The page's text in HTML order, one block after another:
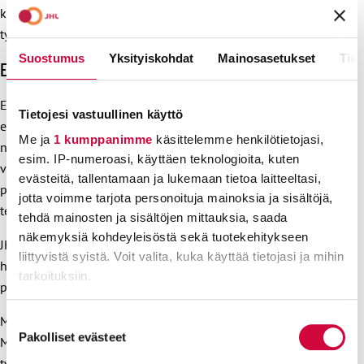
Suostumus Yksityiskohdat Mainosasetukset
Tietojesi vastuullinen käyttö
Me ja 1 kumppanimme käsittelemme henkilötietojasi,
esim. IP-numeroasi, käyttäen teknologioita, kuten
evästeitä, tallentamaan ja lukemaan tietoa laitteeltasi,
jotta voimme tarjota personoituja mainoksia ja sisältöjä,
tehdä mainosten ja sisältöjen mittauksia, saada
näkemyksiä kohdeyleisöstä sekä tuotekehitykseen
liittyvistä syistä. Voit valita, kuka käyttää tietojasi ja mihin
tarkoituksiin.
voit määrittää asetuksesi
. Voit muuttaa
Suostumuksen
valinta
Pakolliset evästeet
kompensaatiot ovat samaa tasoa kuin muissa
työehtosopimuksissa, Päiviö ja Jokinen toteavat.
EPA-jumi vaarantaa yrityskohtaiset neuvottelut
EPAn pattitilanne vaarantaa yrityskohtaisten neuvottelujen
etenemisen ja jo saavutetut neuvottelutulokset. Finaviassa
neuvottelutulos on saavutettu jo aiemmin, mutta sitä ei ole
voitu viedä hallintojen käsittelyyn. Syynä on se, että
perhevapaiden palkallisuus määräytyy Finavian tesissä EPA-
tesin mukaan.
JHL:ssä harkitaan vakavasti Finavian neuvottelutuloksen
hylkäämistä sekä järjestöllisten toimien aloittamista, jotta
perhevapaista saavutetaan reilu sopu koko EPA-sektorilla.
Muissa taloissa neuvotteluja ei ole vielä aloitettu
Metsähallitusta lukuun ottamatta. Paltan erityisalojen